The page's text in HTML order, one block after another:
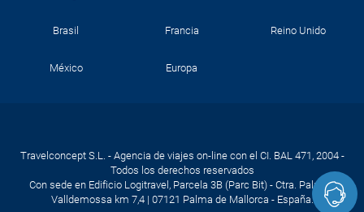
Brasil Francia Reino Unido
México Europa
Travelconcept S.L. - Agencia de viajes on-line con el CI. BAL 471, 2004 -
Todos los derechos reservados
Con sede en Edificio Logitravel, Parcela 3B (Parc Bit) - Ctra. Palma -
Valldemossa km 7,4 | 07121 Palma de Mallorca - España.